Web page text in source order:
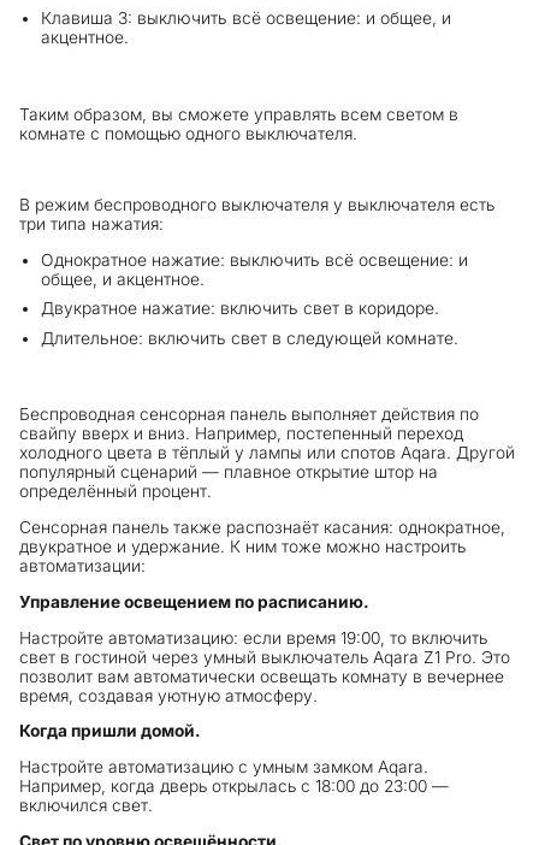
Клавиша 3: выключить всё освещение: и общее, и
акцентное.
Таким образом, вы сможете управлять всем светом в
комнате с помощью одного выключателя.
В режим беспроводного выключателя у выключателя есть
три типа нажатия:
Однократное нажатие: выключить всё освещение: и
общее, и акцентное.
Двукратное нажатие: включить свет в коридоре.
Длительное: включить свет в следующей комнате.
Беспроводная сенсорная панель выполняет действия по
свайпу вверх и вниз. Например, постепенный переход
холодного цвета в тёплый у лампы или спотов Aqara. Другой
популярный сценарий — плавное открытие штор на
определённый процент.
Сенсорная панель также распознаёт касания: однократное,
двукратное и удержание. К ним тоже можно настроить
автоматизации:
Управление освещением по расписанию.
Настройте автоматизацию: если время 19:00, то включить
свет в гостиной через умный выключатель Aqara Z1 Pro. Это
позволит вам автоматически освещать комнату в вечернее
время, создавая уютную атмосферу.
Когда пришли домой.
Настройте автоматизацию с умным замком Aqara.
Например, когда дверь открылась с 18:00 до 23:00 —
включился свет.
Свет по уровню освещённости.